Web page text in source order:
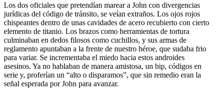
Los dos oficiales que pretendían marear a John con divergencias
jurídicas del código de tránsito, se veían extraños. Los ojos rojos
chispeantes dentro de unas cavidades de acero recubierto con cierto
elemento de titanio. Los brazos como herramientas de tortura
culminaban en dedos filosos como cuchillos, y sus armas de
reglamento apuntaban a la frente de nuestro héroe, que sudaba frio
para variar. Se incrementaba el miedo hacia estos androides
asesinos. Ya no hablaban de manera amistosa, un bip, códigos en
serie y, proferían un “alto o disparamos”, que sin remedio eran la
señal esperada por John para avanzar.